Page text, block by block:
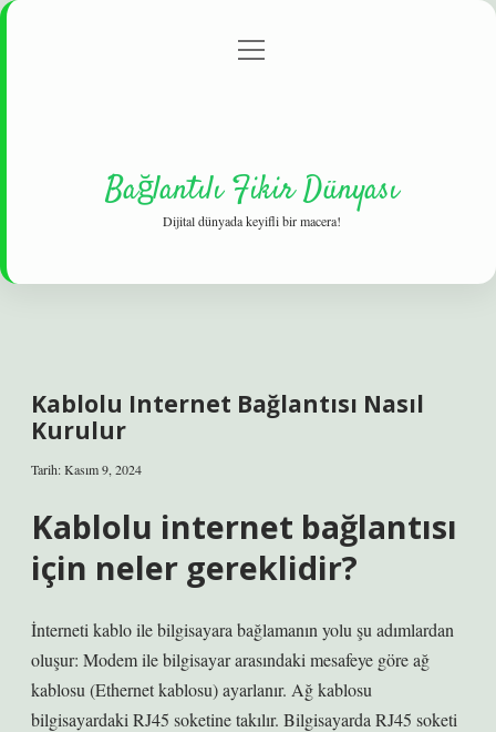
Gizlilik Politikası
menüyü
Bağlantılı Fikir Dünyası
Dijital dünyada keyifli bir macera!
Kablolu Internet Bağlantısı Nasıl
Kurulur
Tarih: Kasım 9, 2024
Kablolu internet bağlantısı
için neler gereklidir?
İnterneti kablo ile bilgisayara bağlamanın yolu şu adımlardan
oluşur: Modem ile bilgisayar arasındaki mesafeye göre ağ
kablosu (Ethernet kablosu) ayarlanır. Ağ kablosu
bilgisayardaki RJ45 soketine takılır. Bilgisayarda RJ45 soketi